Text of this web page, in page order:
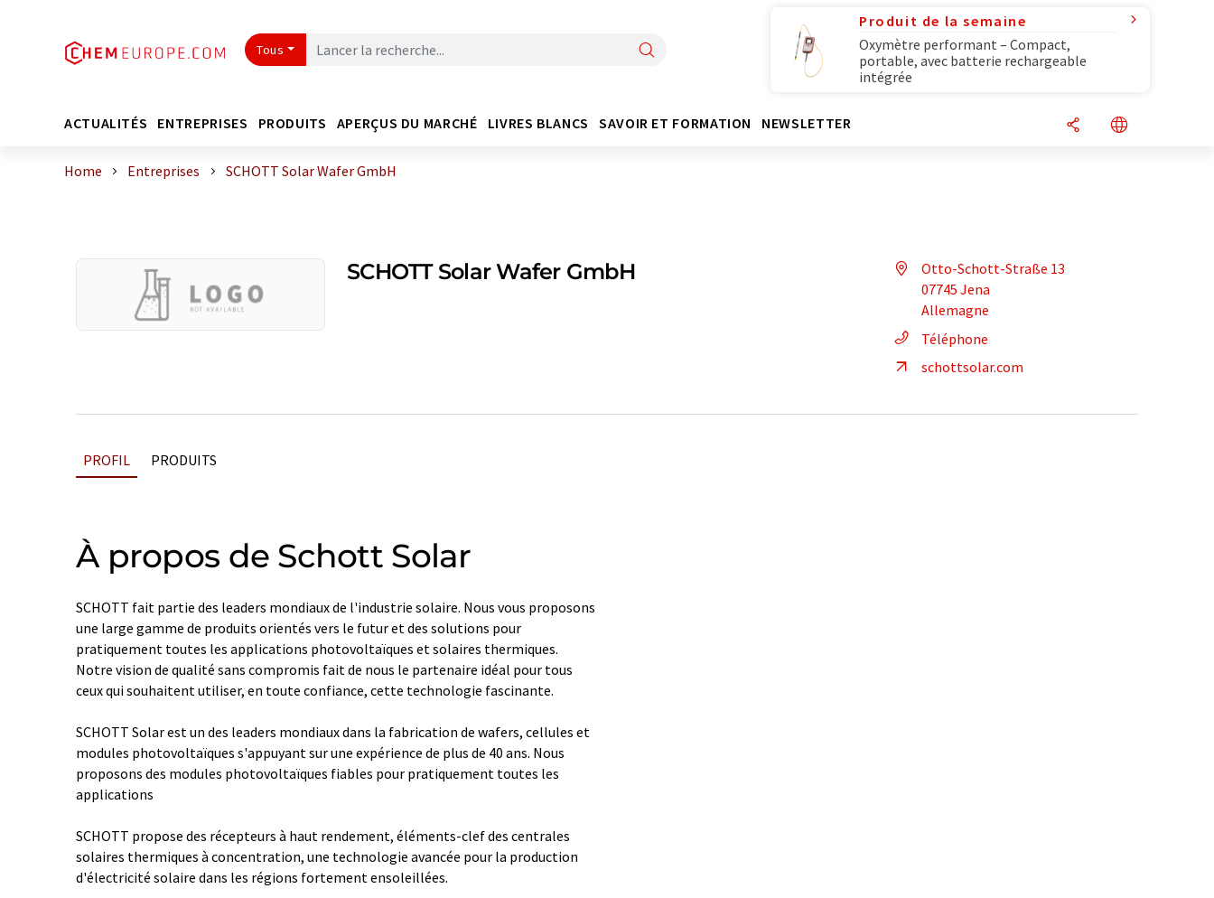
Tous
Produit de la semaine
Oxymètre performant – Compact,
portable, avec batterie rechargeable
intégrée
ACTUALITÉS ENTREPRISES PRODUITS APERÇUS DU MARCHÉ LIVRES BLANCS SAVOIR ET FORMATION NEWSLETTER
Home Entreprises SCHOTT Solar Wafer GmbH
SCHOTT Solar Wafer GmbH
Otto-Schott-Straße 13
07745 Jena
Allemagne
Téléphone
schottsolar.com
PROFIL PRODUITS
À propos de Schott Solar
SCHOTT fait partie des leaders mondiaux de l'industrie solaire. Nous vous proposons
une large gamme de produits orientés vers le futur et des solutions pour
pratiquement toutes les applications photovoltaïques et solaires thermiques.
Notre vision de qualité sans compromis fait de nous le partenaire idéal pour tous
ceux qui souhaitent utiliser, en toute confiance, cette technologie fascinante.
SCHOTT Solar est un des leaders mondiaux dans la fabrication de wafers, cellules et
modules photovoltaïques s'appuyant sur une expérience de plus de 40 ans. Nous
proposons des modules photovoltaïques fiables pour pratiquement toutes les
applications
SCHOTT propose des récepteurs à haut rendement, éléments-clef des centrales
solaires thermiques à concentration, une technologie avancée pour la production
d'électricité solaire dans les régions fortement ensoleillées.